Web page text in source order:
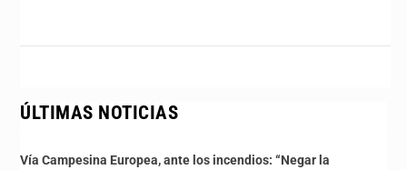
ÚLTIMAS NOTICIAS
Vía Campesina Europea, ante los incendios: “Negar la